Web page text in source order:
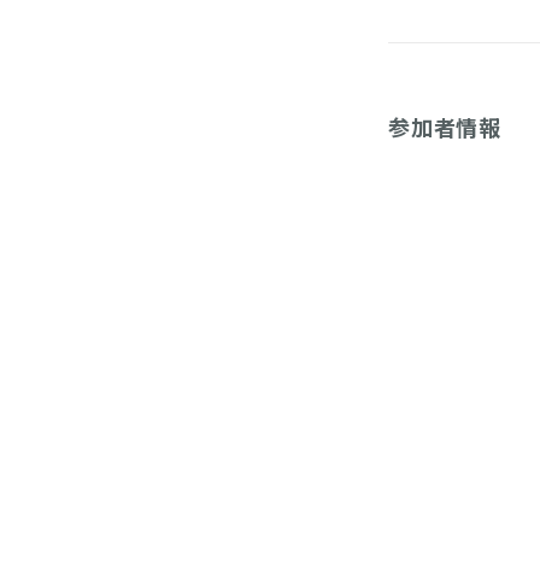
参加者情報